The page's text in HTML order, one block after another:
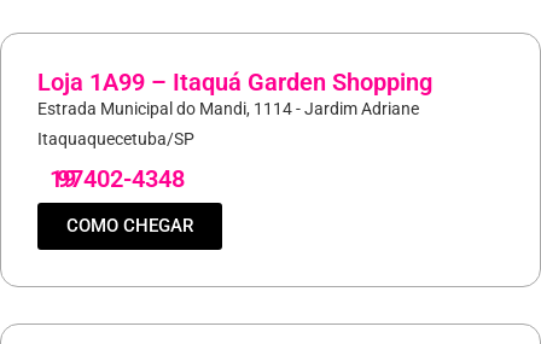
Loja 1A99 – Itaquá Garden Shopping
Estrada Municipal do Mandi, 1114 - Jardim Adriane
Itaquaquecetuba/SP
19
97402-4348
COMO CHEGAR